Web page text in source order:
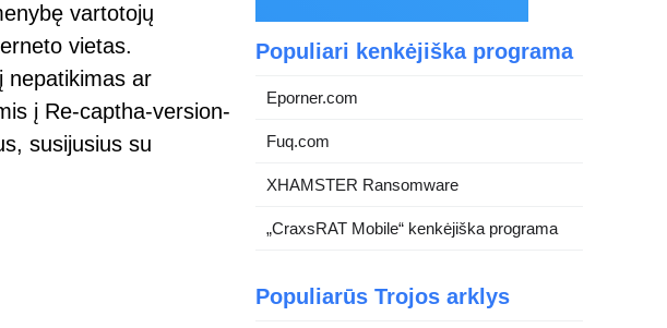
vartotojų
vietas.
nepatikimas ar
į Re-captha-version-
susijusius su
Populiari kenkėjiška programa
Eporner.com
Fuq.com
XHAMSTER Ransomware
„CraxsRAT Mobile“ kenkėjiška programa
Populiarūs Trojos arklys